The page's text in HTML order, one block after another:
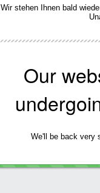
Wir stehen Ihnen bald
Our
We'll be back very